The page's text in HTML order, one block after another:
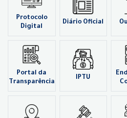
Protocolo
Digital
Diário Oficial
Portal da
Transparência
IPTU